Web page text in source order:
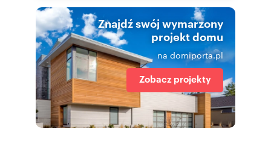
Znajdź swój wymarzony
projekt domu
na domiporta.pl
Zobacz projekty